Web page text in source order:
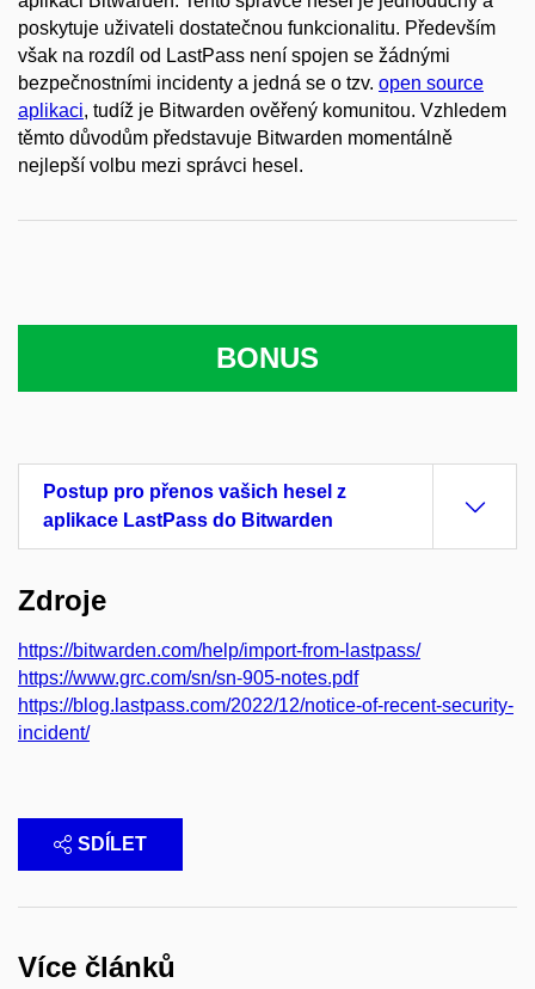
poskytuje uživateli dostatečnou funkcionalitu. Především
však na rozdíl od LastPass není spojen se žádnými
bezpečnostními incidenty a jedná se o tzv. open source
aplikaci, tudíž je Bitwarden ověřený komunitou. Vzhledem
těmto důvodům představuje Bitwarden momentálně
nejlepší volbu mezi správci hesel.
BONUS
Postup pro přenos vašich hesel z
aplikace LastPass do Bitwarden
Zdroje
https://bitwarden.com/help/import-from-lastpass/
https://www.grc.com/sn/sn-905-notes.pdf
https://blog.lastpass.com/2022/12/notice-of-recent-security-
incident/
SDÍLET
Více článků